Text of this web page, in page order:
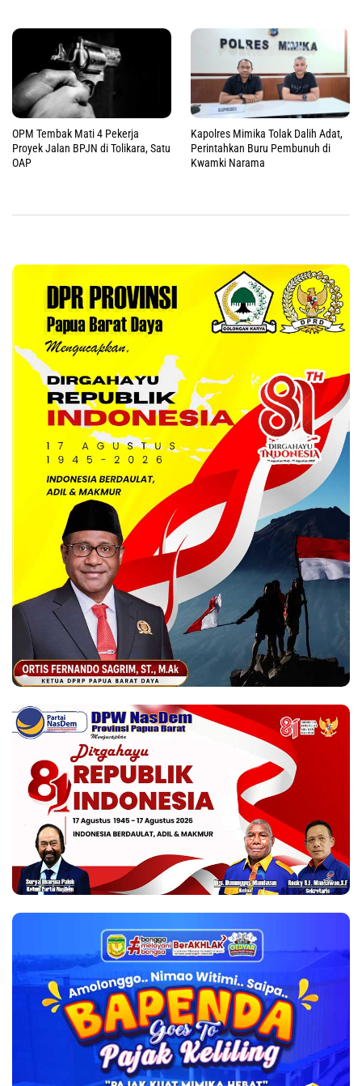
OPM Tembak Mati 4 Pekerja
Proyek Jalan BPJN di Tolikara, Satu
OAP
Kapolres Mimika Tolak Dalih Adat,
Perintahkan Buru Pembunuh di
Kwamki Narama